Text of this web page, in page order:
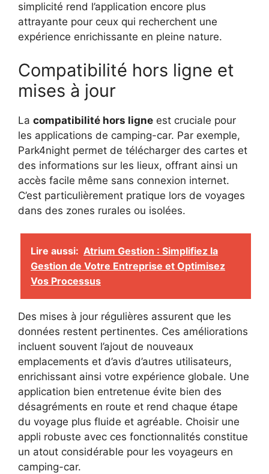
simplicité rend l’application encore plus
attrayante pour ceux qui recherchent une
expérience enrichissante en pleine nature.
Compatibilité hors ligne et
mises à jour
La compatibilité hors ligne est cruciale pour
les applications de camping-car. Par exemple,
Park4night permet de télécharger des cartes et
des informations sur les lieux, offrant ainsi un
accès facile même sans connexion internet.
C’est particulièrement pratique lors de voyages
dans des zones rurales ou isolées.
Lire aussi: Atrium Gestion : Simplifiez la
Gestion de Votre Entreprise et Optimisez
Vos Processus
Des mises à jour régulières assurent que les
données restent pertinentes. Ces améliorations
incluent souvent l’ajout de nouveaux
emplacements et d’avis d’autres utilisateurs,
enrichissant ainsi votre expérience globale. Une
application bien entretenue évite bien des
désagréments en route et rend chaque étape
du voyage plus fluide et agréable. Choisir une
appli robuste avec ces fonctionnalités constitue
un atout considérable pour les voyageurs en
camping-car.